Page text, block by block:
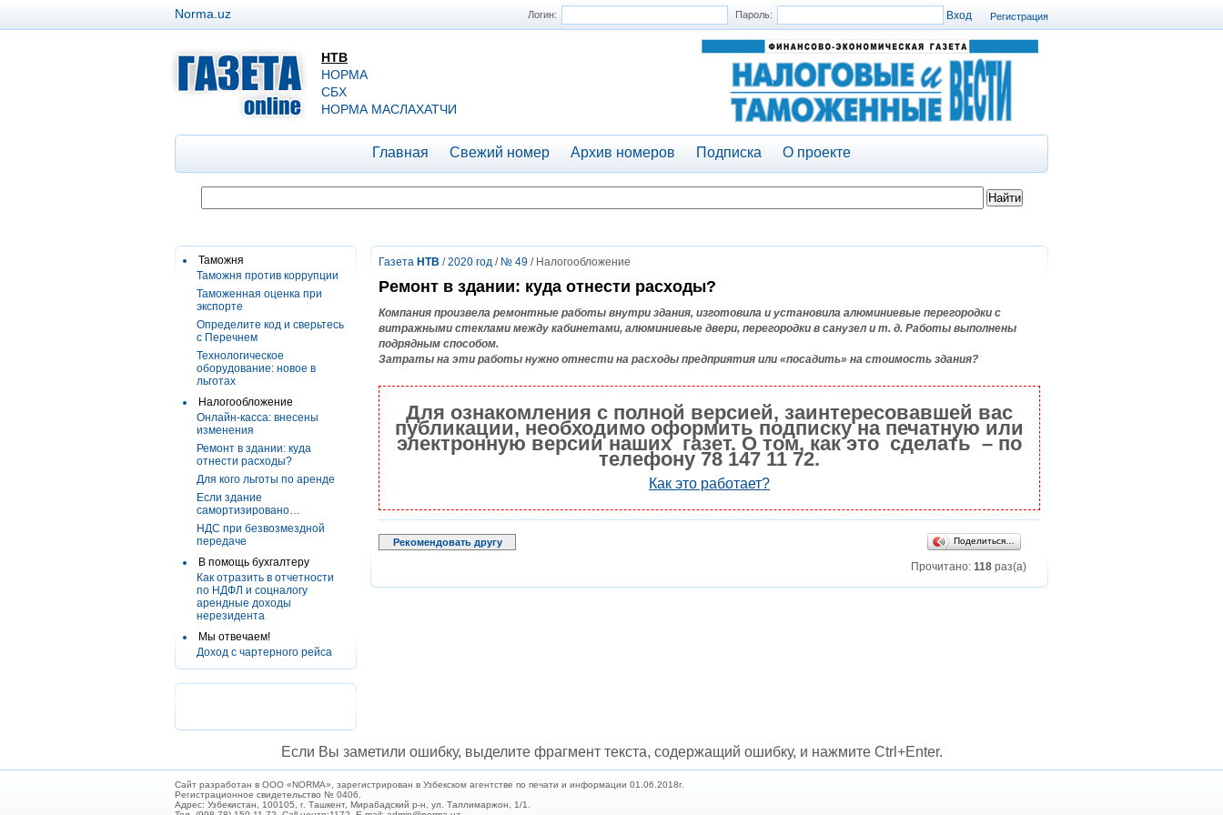
Регистрация
Логин: Пароль:
Norma.uz
НТВ
НОРМА
СБХ
НОРМА МАСЛАХАТЧИ
Главная Свежий номер Архив номеров Подписка О проекте
Таможня
Таможня против коррупции
Таможенная оценка при
экспорте
Определите код и сверьтесь
с Перечнем
Технологическое
оборудование: новое в
льготах
Налогообложение
Онлайн-касса: внесены
изменения
Ремонт в здании: куда
отнести расходы?
Для кого льготы по аренде
Если здание
самортизировано…
НДС при безвозмездной
передаче
В помощь бухгалтеру
Как отразить в отчетности
по НДФЛ и соцналогу
арендные доходы
нерезидента
Мы отвечаем!
Доход с чартерного рейса
Газета НТВ /2020 год / № 49 / Налогообложение
Ремонт в здании: куда отнести расходы?
Компания произвела ремонтные работы внутри здания, изготовила и установила алюминиевые перегородки с
витражными стеклами между кабинетами, алюминиевые двери, перегородки в санузел и т. д. Работы выполнены
подрядным способом.
Затраты на эти работы нужно отнести на расходы предприятия или «посадить» на стоимость здания?
Для ознакомления с полной версией, заинтересовавшей вас
публикации, необходимо оформить подписку на печатную или
электронную версии наших газет. О том, как это сделать – по
телефону 78 147 11 72.
Как это работает?
Рекомендовать другу Поделиться…
Прочитано: 118 раз(а)
Если Вы заметили ошибку, выделите фрагмент текста, содержащий ошибку, и нажмите Ctrl+Enter.
Сайт разработан в ООО «NORMA», зарегистрирован в Узбекском агентстве по печати и информации 01.06.2018г.
Регистрационное свидетельство № 0406.
Адрес: Узбекистан, 100105, г. Ташкент, Мирабадский р-н, ул. Таллимаржон, 1/1.